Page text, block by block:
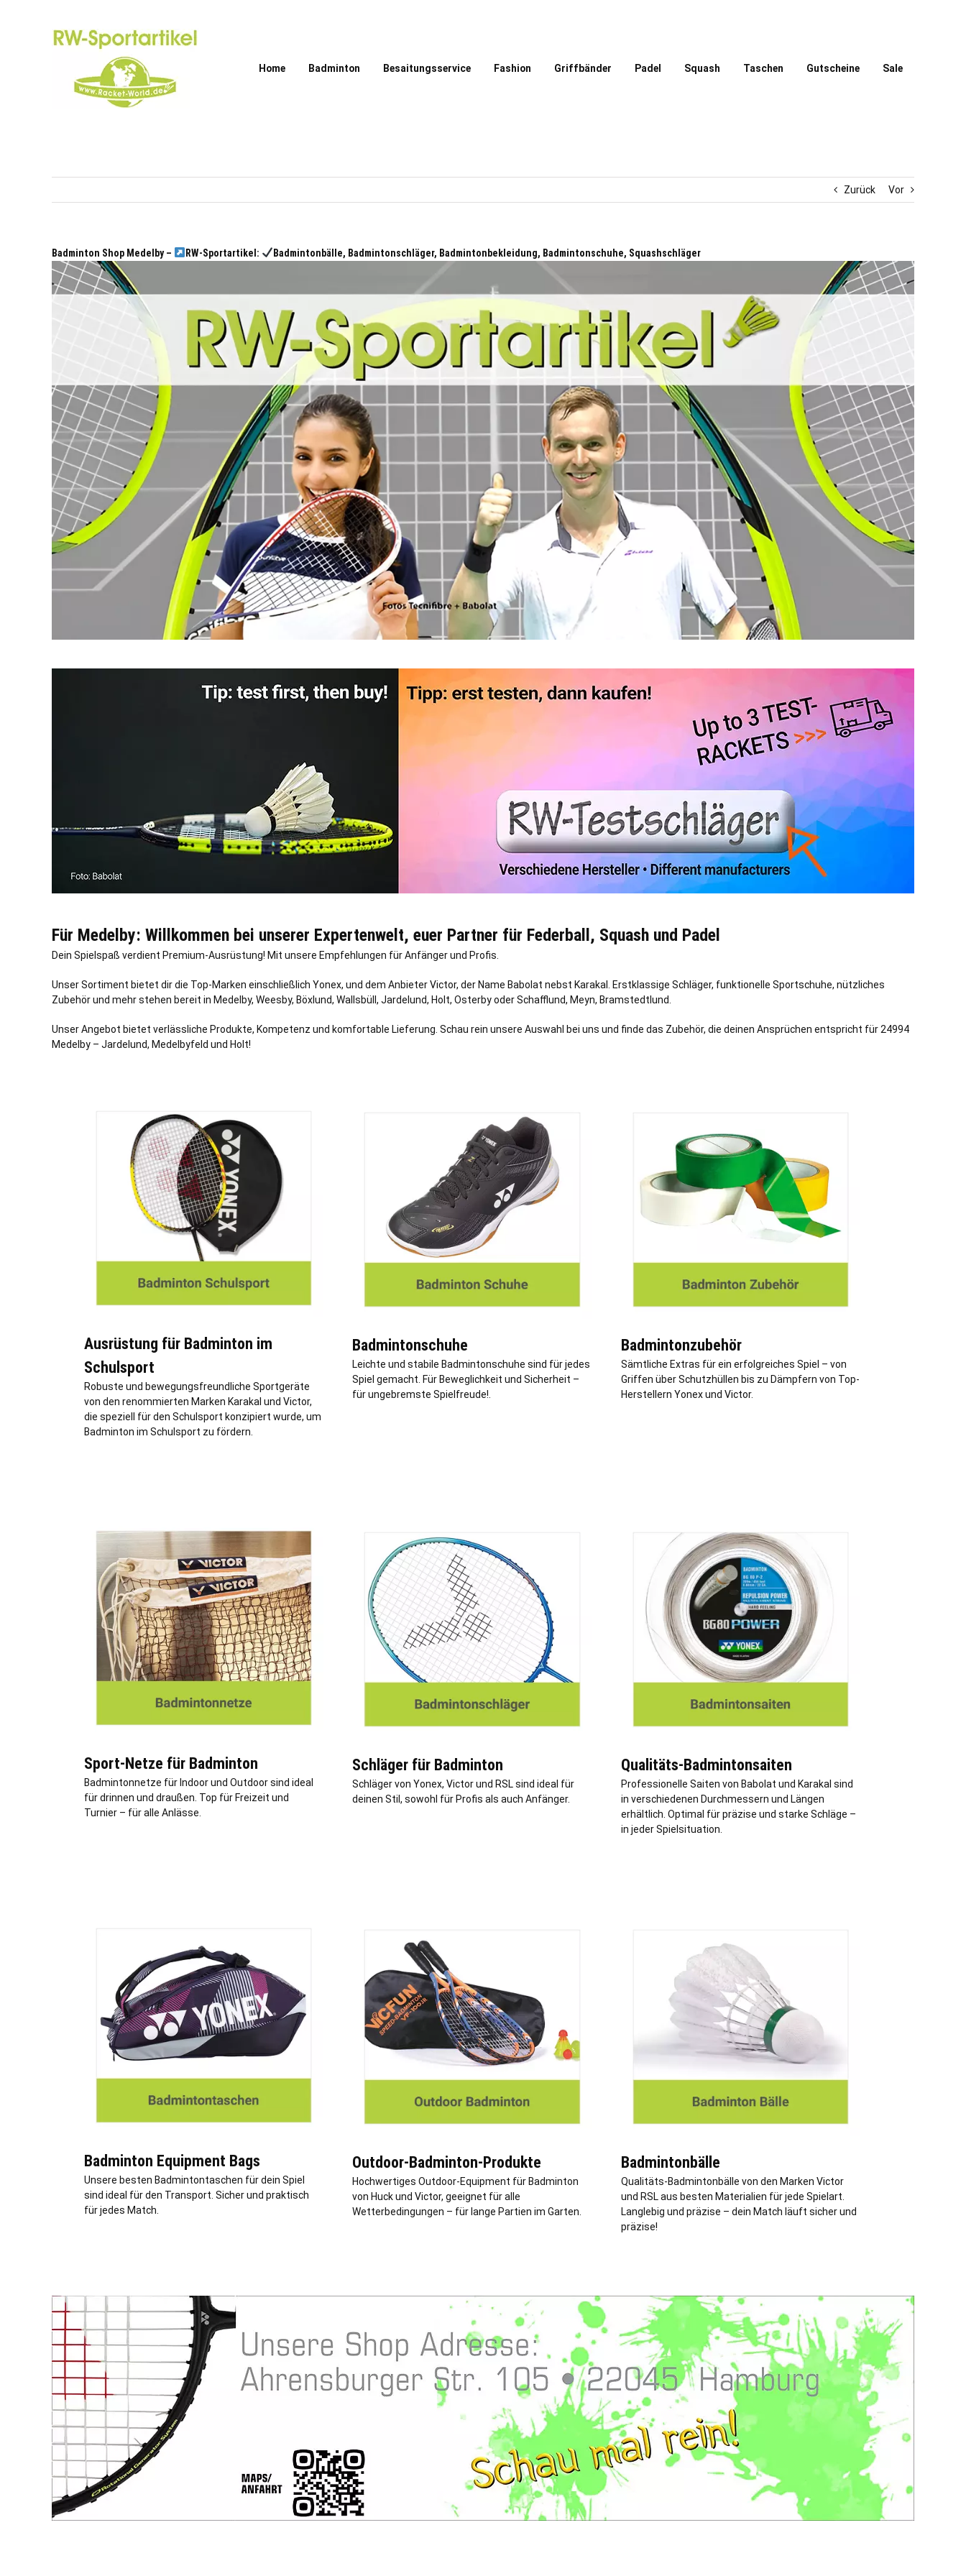
Home Badminton Besaitungsservice Fashion Griffbänder Padel Squash Taschen Gutscheine Sale
Zurück Vor
Badminton Shop Medelby – RW-Sportartikel: Badmintonbälle, Badmintonschläger, Badmintonbekleidung, Badmintonschuhe, Squashschläger
Für Medelby: Willkommen bei unserer Expertenwelt, euer Partner für Federball, Squash und Padel
Dein Spielspaß verdient Premium-Ausrüstung! Mit unsere Empfehlungen für Anfänger und Profis.
Unser Sortiment bietet dir die Top-Marken einschließlich Yonex, und dem Anbieter Victor, der Name Babolat nebst Karakal. Erstklassige Schläger, funktionelle Sportschuhe, nützliches
Zubehör und mehr stehen bereit in Medelby, Weesby, Böxlund, Wallsbüll , Jardelund, Holt, OsterbyoderSchafflund, Meyn, Bramstedtlund
Unser Angebot bietet verlässliche Produkte, Kompetenz und komfortable Lieferung. Schau rein unsere Auswahl bei uns und finde das Zubehör, die deinen Ansprüchen entspricht für 24994
Medelby – Jardelund, Medelbyfeld und Holt!
Ausrüstung für Badminton im
Schulsport
Robuste und bewegungsfreundliche Sportgeräte
von den renommierten Marken Karakal und Victor,
die speziell für den Schulsport konzipiert wurde, um
Badminton im Schulsport zu fördern.
Badmintonschuhe
Leichte und stabile Badmintonschuhe sind für jedes
Spiel gemacht. Für Beweglichkeit und Sicherheit –
für ungebremste Spielfreude!.
Badmintonzubehör
Sämtliche Extras für ein erfolgreiches Spiel – von
Griffen über Schutzhüllen bis zu Dämpfern von Top-
Herstellern Yonex und Victor.
Sport-Netze für Badminton
Badmintonnetze für Indoor und Outdoor sind ideal
für drinnen und draußen. Top für Freizeit und
Turnier – für alle Anlässe.
Schläger für Badminton
Schläger von Yonex, Victor und RSL sind ideal für
deinen Stil, sowohl für Profis als auch Anfänger.
Qualitäts-Badmintonsaiten
Professionelle Saiten von Babolat und Karakal sind
in verschiedenen Durchmessern und Längen
erhältlich. Optimal für präzise und starke Schläge –
in jeder Spielsituation.
Badminton Equipment Bags
Unsere besten Badmintontaschen für dein Spiel
sind ideal für den Transport. Sicher und praktisch
für jedes Match.
Outdoor-Badminton-Produkte
Hochwertiges Outdoor-Equipment für Badminton
von Huck und Victor, geeignet für alle
Wetterbedingungen – für lange Partien im Garten.
Badmintonbälle
Qualitäts-Badmintonbälle von den Marken Victor
und RSL aus besten Materialien für jede Spielart.
Langlebig und präzise – dein Match läuft sicher und
präzise!